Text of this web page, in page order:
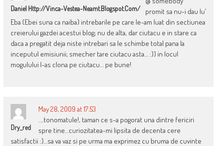
Daniel Http://vinca-Vestea-Neamt.blogspot.com/
promit sa nu-i dau lu’
Eba (Ebei suna ca naiba) intrebarile pe care le-am luat din sectiunea
creierului gazdei acestui blog; nu de alta, dar ciutacu e in stare ca
daca a pregatit deja niste intrebari sa le schimbe total pana la
inceputul emisiunii; smecher tare ciutacu asta… :)) in locul
mogulului l-as clona pe ciutacu… pe bune!
Dry_red
May 28, 2009 at 17:53
….tonomatule!, taman ce s-a pogorat una dintre fericiri
spre tine…curiozitatea-mi lipsita de decenta cere
satisfactii :)…sa va vaz si pe urma ma exprimez cu bruma de cuvinte